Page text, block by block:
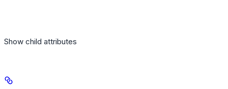
Show child attributes